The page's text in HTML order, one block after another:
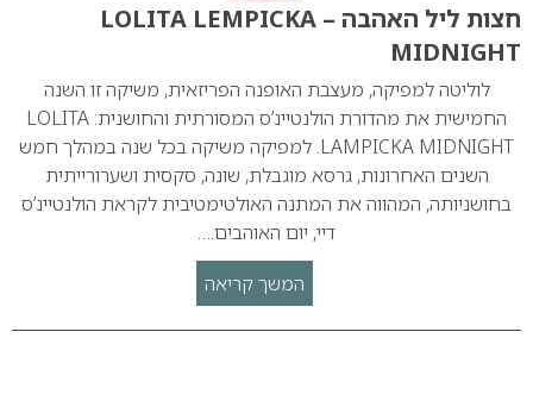
חצות ליל האהבה – LOLITA LEMPICKA
MIDNIGHT
לוליטה למפיקה, מעצבת האופנה הפריזאית, משיקה זו השנה
החמישית את מהדורת הולנטיינ’ס המסורתית והחושנית: LOLITA
LAMPICKA MIDNIGHT. למפיקה משיקה בכל שנה במהלך חמש
השנים האחרונות, גרסא מוגבלת, שונה, סקסית ושערורייתית
בחושניותה, המהווה את המתנה האולטימטיבית לקראת הולנטיינ’ס
דיי, יום האוהבים.…
המשך קריאה